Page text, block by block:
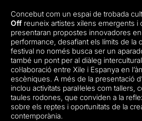
Concebut com un espai de trobada
Off reuneix artistes xilens emergents i
presentaran propostes innovadores
performance, desafiant els límits de la
festival no només busca ser un
també un pont per al diàleg
col·laboració entre Xile i Espanya en
escèniques. A més de la presentació
inclou activitats paral·leles com tallers,
taules rodones, que conviden a la
sobre els reptes i oportunitats de la
contemporània.